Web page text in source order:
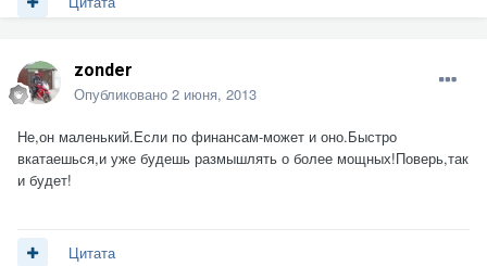
zonder
Опубликовано 2 июня, 2013
Не,он маленький.Если по финансам-может и оно.Быстро
вкатаешься,и уже будешь размышлять о более мощных!Поверь,так
и будет!
Цитата